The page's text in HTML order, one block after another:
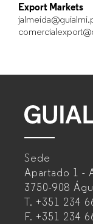
Export Markets
Sede
Apartado 1 -
3750-908
T. +351 234
F. +351 234